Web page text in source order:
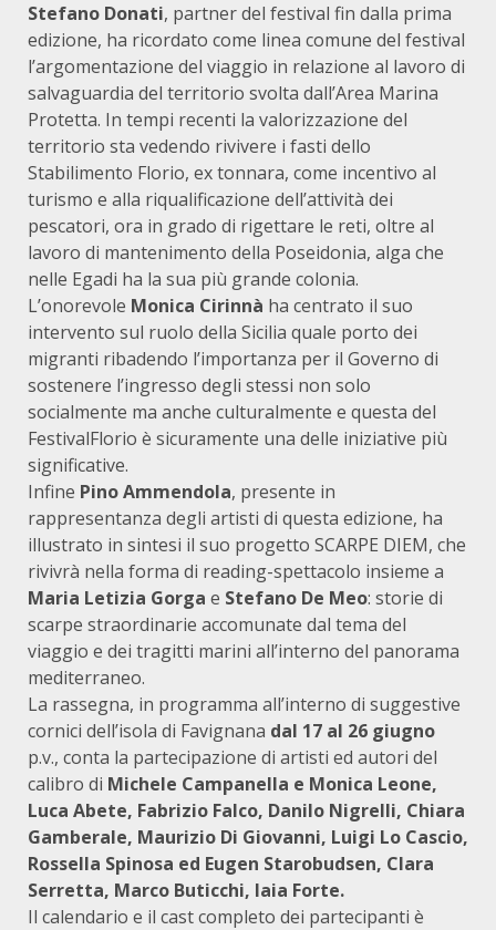
Stefano Donati, partner del festival fin dalla prima
edizione, ha ricordato come linea comune del festival
l’argomentazione del viaggio in relazione al lavoro di
salvaguardia del territorio svolta dall’Area Marina
Protetta. In tempi recenti la valorizzazione del
territorio sta vedendo rivivere i fasti dello
Stabilimento Florio, ex tonnara, come incentivo al
turismo e alla riqualificazione dell’attività dei
pescatori, ora in grado di rigettare le reti, oltre al
lavoro di mantenimento della Poseidonia, alga che
nelle Egadi ha la sua più grande colonia.
L’onorevole Monica Cirinnà ha centrato il suo
intervento sul ruolo della Sicilia quale porto dei
migranti ribadendo l’importanza per il Governo di
sostenere l’ingresso degli stessi non solo
socialmente ma anche culturalmente e questa del
FestivalFlorio è sicuramente una delle iniziative più
significative.
Infine Pino Ammendola, presente in
rappresentanza degli artisti di questa edizione, ha
illustrato in sintesi il suo progetto SCARPE DIEM, che
rivivrà nella forma di reading-spettacolo insieme a
Maria Letizia Gorga e Stefano De Meo: storie di
scarpe straordinarie accomunate dal tema del
viaggio e dei tragitti marini all’interno del panorama
mediterraneo.
La rassegna, in programma all’interno di suggestive
cornici dell’isola di Favignana dal 17 al 26 giugno
p.v., conta la partecipazione di artisti ed autori del
calibro di Michele Campanella e Monica Leone,
Luca Abete, Fabrizio Falco, Danilo Nigrelli, Chiara
Gamberale, Maurizio Di Giovanni, Luigi Lo Cascio,
Rossella Spinosa ed Eugen Starobudsen, Clara
Serretta, Marco Buticchi, Iaia Forte.
Il calendario e il cast completo dei partecipanti è